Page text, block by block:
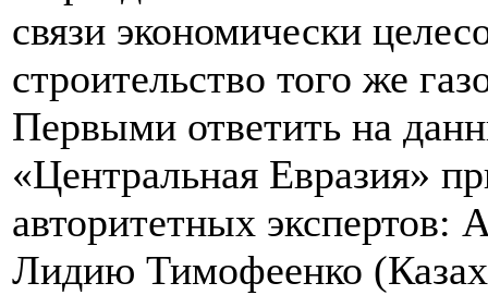
связи экономически
строительство того же
Первыми ответить на
«Центральная Евразия»
авторитетных экспертов:
Лидию Тимофеенко